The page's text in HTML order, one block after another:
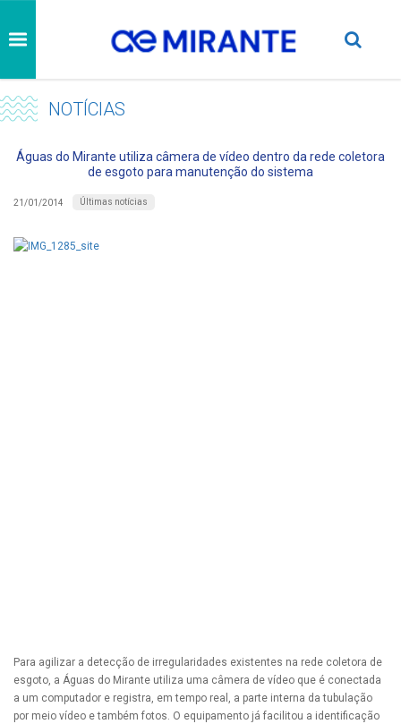
NOTÍCIAS
Águas do Mirante utiliza câmera de vídeo dentro da rede coletora
de esgoto para manutenção do sistema
21/01/2014 Últimas notícias
Para agilizar a detecção de irregularidades existentes na rede coletora de
esgoto, a Águas do Mirante utiliza uma câmera de vídeo que é conectada
a um computador e registra, em tempo real, a parte interna da tubulação
por meio vídeo e também fotos. O equipamento já facilitou a identificação